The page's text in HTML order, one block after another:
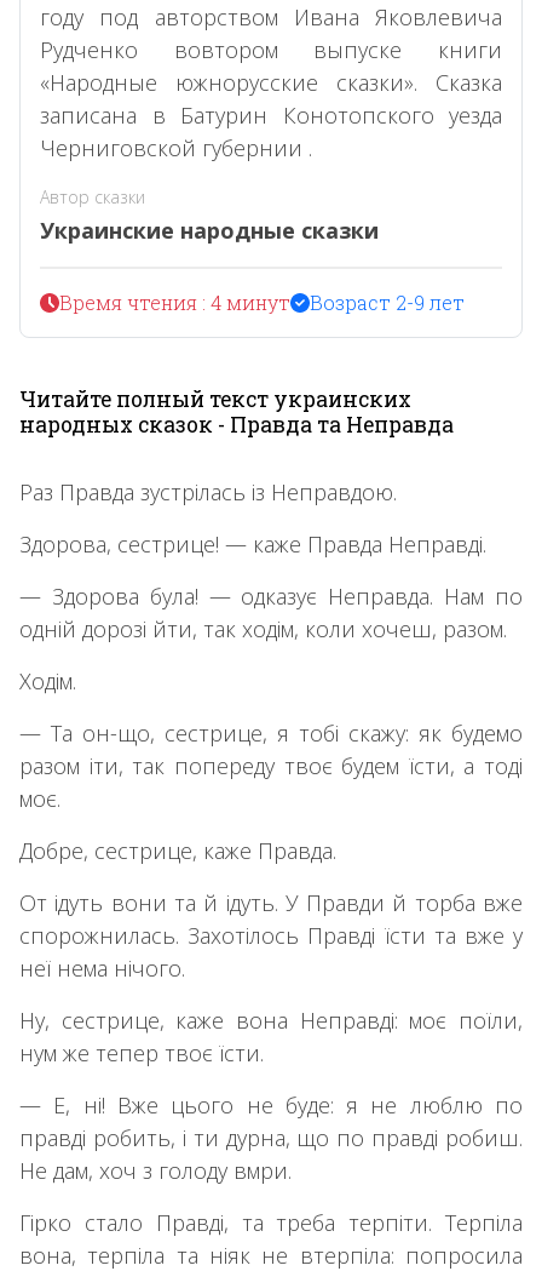
году под авторством Ивана Яковлевича
Рудченко вовтором выпуске книги
«Народные южнорусские сказки». Сказка
записана в Батурин Конотопского уезда
Черниговской губернии .
Автор сказки
Украинские народные сказки
Время чтения : 4 минут Возраст 2-9 лет
Читайте полный текст украинских
народных сказок - Правда та Неправда
Раз Правда зустрілась із Неправдою.
Здорова, сестрице! — каже Правда Неправді.
— Здорова була! — одказує Неправда. Нам по
одній дорозі йти, так ходім, коли хочеш, разом.
Ходім.
— Та он-що, сестрице, я тобі скажу: як будемо
разом іти, так попереду твоє будем їсти, а тоді
моє.
Добре, сестрице, каже Правда.
От ідуть вони та й ідуть. У Правди й торба вже
спорожнилась. Захотілось Правді їсти та вже у
неї нема нічого.
Ну, сестрице, каже вона Неправді: моє поїли,
нум же тепер твоє їсти.
— Е, ні! Вже цього не буде: я не люблю по
правді робить, і ти дурна, що по правді робиш.
Не дам, хоч з голоду вмри.
Гірко стало Правді, та треба терпіти. Терпіла
вона, терпіла та ніяк не втерпіла: попросила